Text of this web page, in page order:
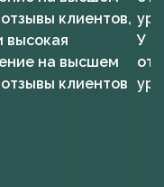
клиентов,
высокая
на высшем
клиентов
У